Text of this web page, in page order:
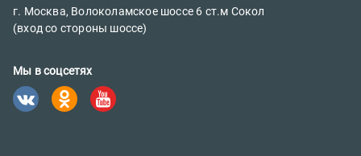
Наш блог
Телефоны:
г. Москва, Волоколамское шоссе 6 ст.м Сокол
(вход со стороны шоссе)
Мы в соцсетях